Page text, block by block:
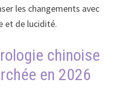
les changements avec
et de lucidité.
chinoise
en 2026